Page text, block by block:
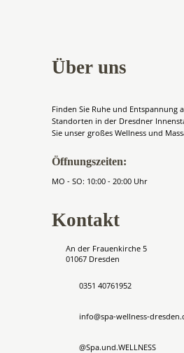
Über uns
Finden Sie Ruhe und Entspannung
Standorten in der Dresdner
Sie unser großes Wellness und
Öffnungszeiten:
MO - SO: 10:00 - 20:00 Uhr
Kontakt
An der Frauenkirche 5
01067 Dresden
0351 40761952
info@spa-wellness-
@Spa.und.WELLNESS